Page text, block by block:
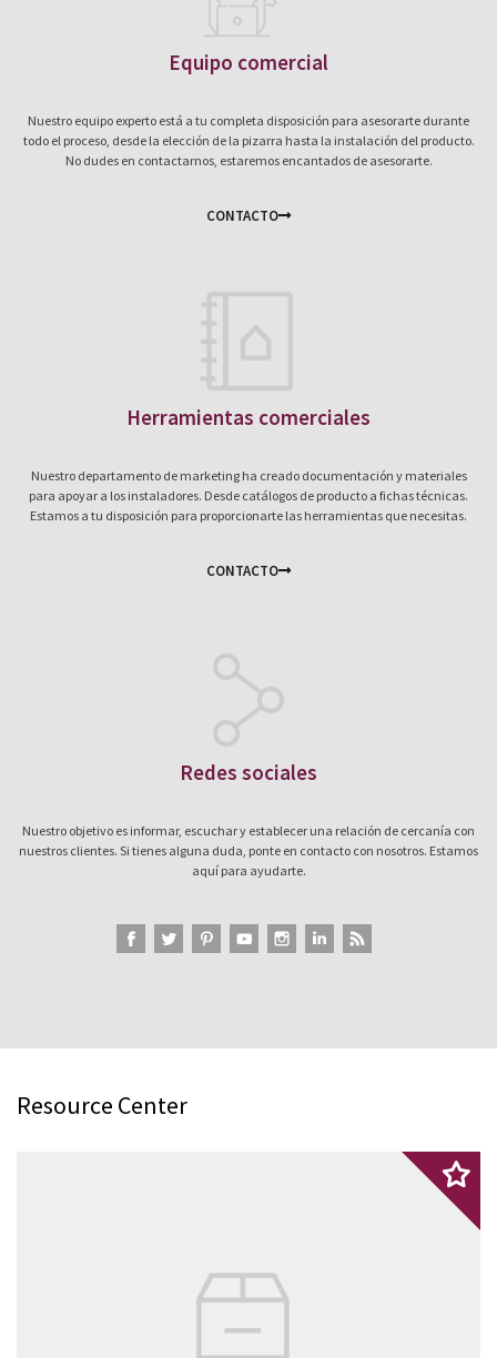
Equipo comercial
Nuestro equipo experto está a tu completa disposición para asesorarte durante
todo el proceso, desde la elección de la pizarra hasta la instalación del producto.
No dudes en contactarnos, estaremos encantados de asesorarte.
CONTACTO
Herramientas comerciales
Nuestro departamento de marketing ha creado documentación y materiales
para apoyar a los instaladores. Desde catálogos de producto a fichas técnicas.
Estamos a tu disposición para proporcionarte las herramientas que necesitas.
CONTACTO
Redes sociales
Nuestro objetivo es informar, escuchar y establecer una relación de cercanía con
nuestros clientes. Si tienes alguna duda, ponte en contacto con nosotros. Estamos
aquí para ayudarte.
Resource Center